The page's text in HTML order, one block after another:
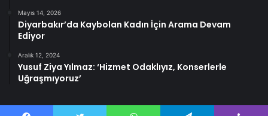
Mayıs 14, 2026
Diyarbakır’da Kaybolan Kadın İçin Arama Devam
Ediyor
Aralık 12, 2024
Yusuf Ziya Yılmaz: ‘Hizmet Odaklıyız, Konserlerle
Uğraşmıyoruz’